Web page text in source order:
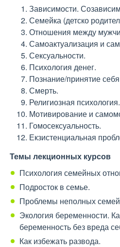
Зависимости.
Семейка (детско
Отношения между
Самоактуализация и
Сексуальности.
Психология денег.
Познание/принятие
Смерть.
Религиозная психология.
Мотивирование и
Гомосексуальность.
Екзистенциальная
Темы лекционных курсов
Психология семейных
Подросток в семье.
Проблемы неполных
Экология беременности.
беременность без вреда
Как избежать развода.